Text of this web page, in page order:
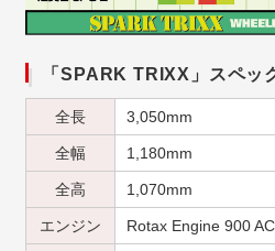
「SPARK TRIXX」スペッ
全長 3,050mm
全幅 1,180mm
全高 1,070mm
エンジン Rotax Engine 900